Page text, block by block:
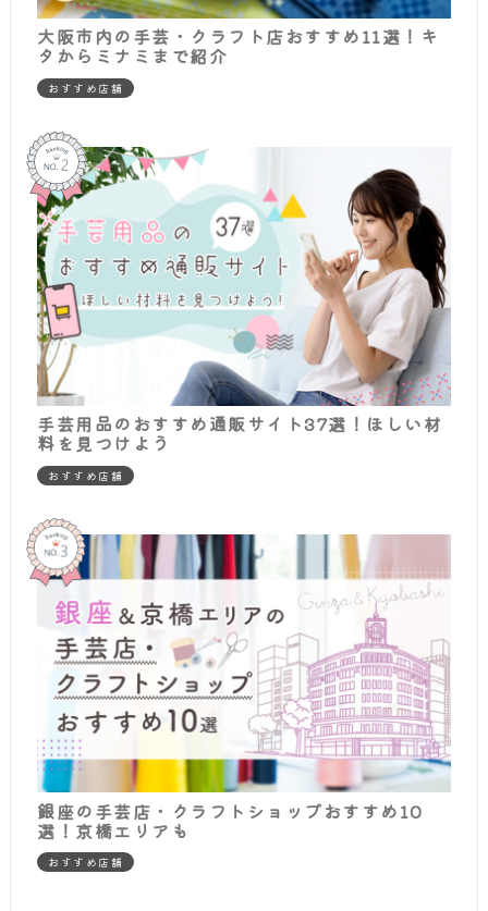
大阪市内の手芸・クラフト店おすすめ11選！キ
タからミナミまで紹介
おすすめ店舗
手芸用品のおすすめ通販サイト37選！ほしい材
料を見つけよう
おすすめ店舗
銀座の手芸店・クラフトショップおすすめ10
選！京橋エリアも
おすすめ店舗